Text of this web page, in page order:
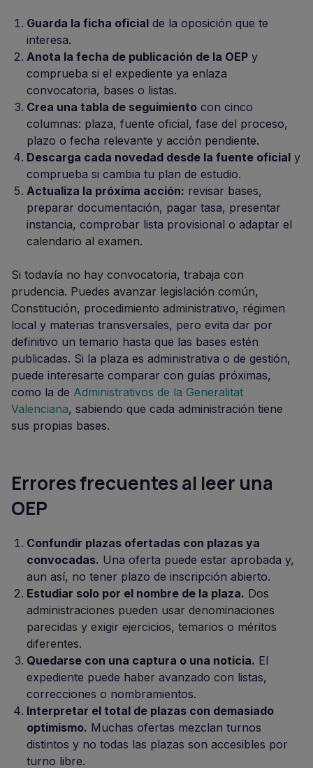
Guarda la ficha oficial de la oposición que te
interesa.
Anota la fecha de publicación de la OEP y
comprueba si el expediente ya enlaza
convocatoria, bases o listas.
Crea una tabla de seguimiento con cinco
columnas: plaza, fuente oficial, fase del proceso,
plazo o fecha relevante y acción pendiente.
Descarga cada novedad desde la fuente oficial y
comprueba si cambia tu plan de estudio.
Actualiza la próxima acción: revisar bases,
preparar documentación, pagar tasa, presentar
instancia, comprobar lista provisional o adaptar el
calendario al examen.
Si todavía no hay convocatoria, trabaja con
prudencia. Puedes avanzar legislación común,
Constitución, procedimiento administrativo, régimen
local y materias transversales, pero evita dar por
definitivo un temario hasta que las bases estén
publicadas. Si la plaza es administrativa o de gestión,
puede interesarte comparar con guías próximas,
como la de Administrativos de la Generalitat
Valenciana, sabiendo que cada administración tiene
sus propias bases.
Errores frecuentes al leer una
OEP
Confundir plazas ofertadas con plazas ya
convocadas. Una oferta puede estar aprobada y,
aun así, no tener plazo de inscripción abierto.
Estudiar solo por el nombre de la plaza. Dos
administraciones pueden usar denominaciones
parecidas y exigir ejercicios, temarios o méritos
diferentes.
Quedarse con una captura o una noticia. El
expediente puede haber avanzado con listas,
correcciones o nombramientos.
Interpretar el total de plazas con demasiado
optimismo. Muchas ofertas mezclan turnos
distintos y no todas las plazas son accesibles por
turno libre.